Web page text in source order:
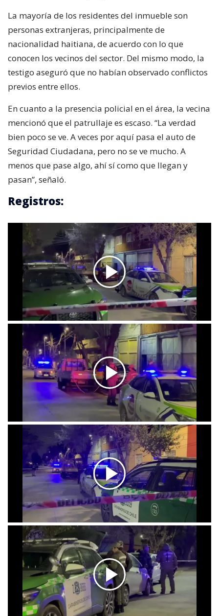
La mayoría de los residentes del inmueble son
personas extranjeras, principalmente de
nacionalidad haitiana, de acuerdo con lo que
conocen los vecinos del sector. Del mismo modo, la
testigo aseguró que no habían observado conflictos
previos entre ellos.
En cuanto a la presencia policial en el área, la vecina
mencionó que el patrullaje es escaso. “La verdad
bien poco se ve. A veces por aquí pasa el auto de
Seguridad Ciudadana, pero no se ve mucho. A
menos que pase algo, ahí sí como que llegan y
pasan”, señaló.
Registros: